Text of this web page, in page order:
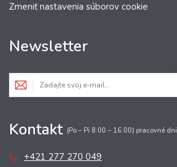
Zmeniť nastavenia súborov cookie
Newsletter
Kontakt (Po – Pi 8:00 – 16:00) pracovné dni
+421 277 270 049